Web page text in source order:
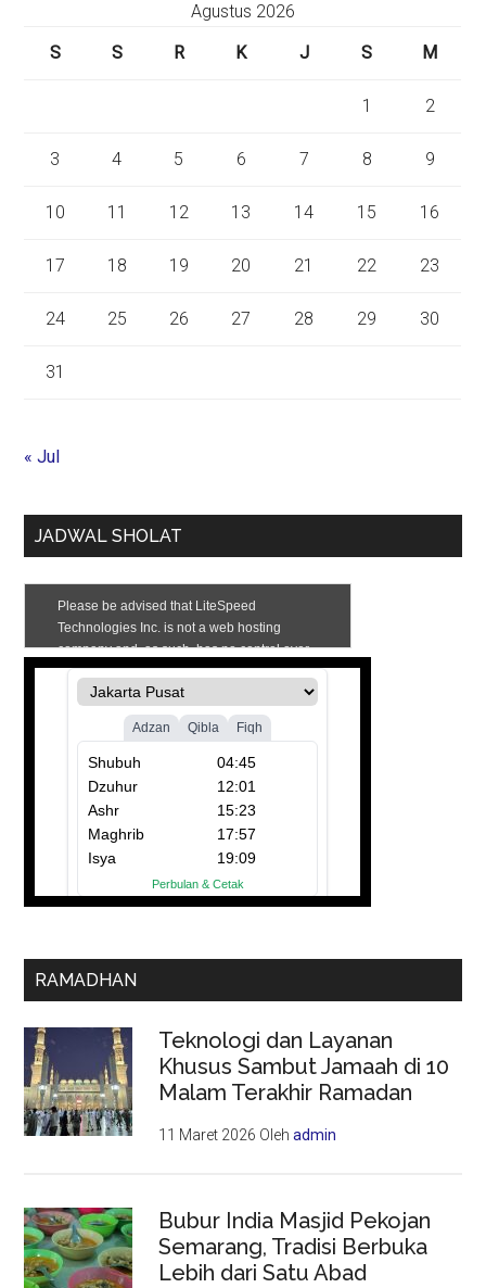
Agustus 2026
S
S R K J S M
1 2
3 4 5 6 7 8 9
10 11 12 13 14 15 16
17 18 19 20 21 22 23
24 25 26 27 28 29 30
31
« Jul
JADWAL SHOLAT
RAMADHAN
Teknologi dan Layanan
Khusus Sambut Jamaah di 10
Malam Terakhir Ramadan
11 Maret 2026 Olehadmin
Bubur India Masjid Pekojan
Semarang, Tradisi Berbuka
Lebih dari Satu Abad